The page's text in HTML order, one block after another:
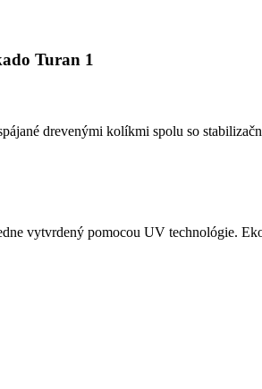
Turan 1
drevenými kolíkmi spolu so
vytvrdený pomocou UV technológie.